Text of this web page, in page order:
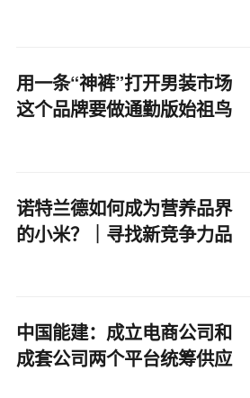
用一条“神裤”打开男装市场
这个品牌要做通勤版始祖鸟
诺特兰德如何成为营养品界
的小米？｜寻找新竞争力品
中国能建：成立电商公司和
成套公司两个平台统筹供应